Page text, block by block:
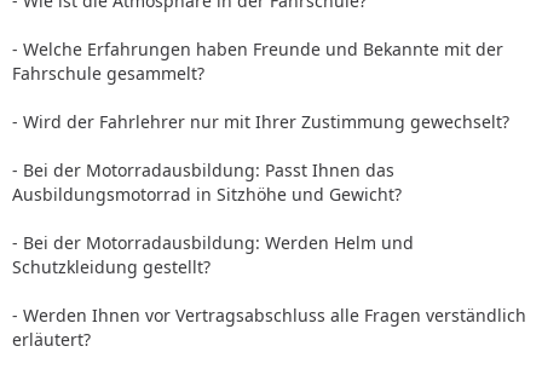
- Welche Erfahrungen haben Freunde und Bekannte mit der
Fahrschule gesammelt?
- Wird der Fahrlehrer nur mit Ihrer Zustimmung gewechselt?
- Bei der Motorradausbildung: Passt Ihnen das
Ausbildungsmotorrad in Sitzhöhe und Gewicht?
- Bei der Motorradausbildung: Werden Helm und
Schutzkleidung gestellt?
- Werden Ihnen vor Vertragsabschluss alle Fragen verständlich
erläutert?